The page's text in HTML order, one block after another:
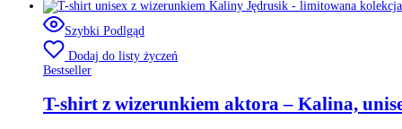
Szybki Podlgąd
Dodaj do listy życzeń
Bestseller
T-shirt z wizerunkiem aktora – Kalina,